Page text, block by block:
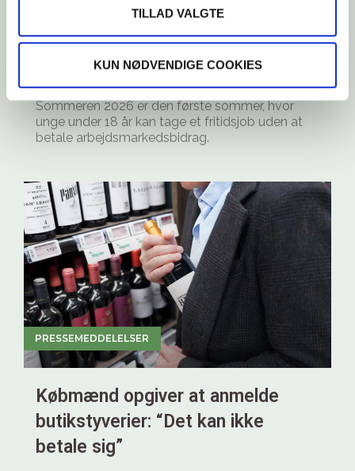
TILLAD VALGTE
KUN NØDVENDIGE COOKIES
Det skal kunne betale sig at tage
sit første job
Sommeren 2026 er den første sommer, hvor
unge under 18 år kan tage et fritidsjob uden at
betale arbejdsmarkedsbidrag.
PRESSEMEDDELELSER
Købmænd opgiver at anmelde
butikstyverier: “Det kan ikke
betale sig”